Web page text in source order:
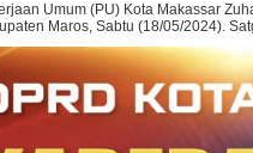
Umum (PU) Kota Makassar
Maros, Sabtu (18/05/2024).